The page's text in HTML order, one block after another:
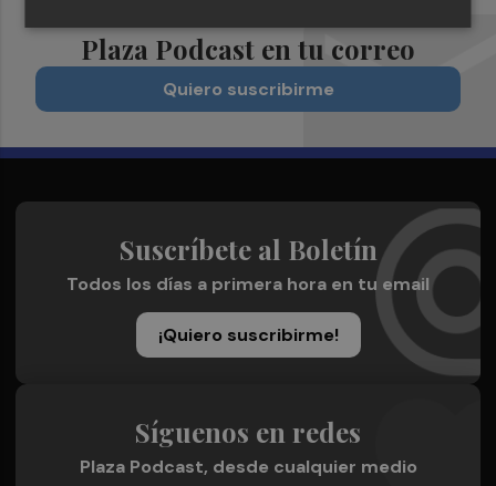
Plaza Podcast en tu correo
Quiero suscribirme
Suscríbete al Boletín
Todos los días a primera hora en tu email
¡Quiero suscribirme!
Síguenos en redes
Plaza Podcast, desde cualquier medio